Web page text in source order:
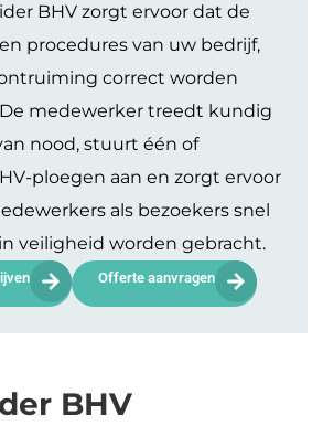
BHV zorgt ervoor dat de
procedures van uw bedrijf,
correct worden
medewerker treedt kundig
nood, stuurt één of
ploegen aan en zorgt ervoor
als bezoekers snel
veiligheid worden gebracht.
Offerte aanvragen
BHV